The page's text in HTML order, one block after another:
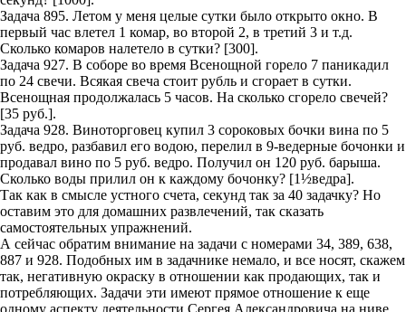
Задача 895. Летом у меня целые сутки было открыто окно. В
первый час влетел 1 комар, во второй 2, в третий 3 и т.д.
Сколько комаров налетело в сутки? [300].
Задача 927. В соборе во время Всенощной горело 7 паникадил
по 24 свечи. Всякая свеча стоит рубль и сгорает в сутки.
Всенощная продолжалась 5 часов. На сколько сгорело свечей?
[35 руб.].
Задача 928. Виноторговец купил 3 сороковых бочки вина по 5
руб. ведро, разбавил его водою, перелил в 9-ведерные бочонки и
продавал вино по 5 руб. ведро. Получил он 120 руб. барыша.
Сколько воды прилил он к каждому бочонку? [1½ведра].
Так как в смысле устного счета, секунд так за 40 задачку? Но
оставим это для домашних развлечений, так сказать
самостоятельных упражнений.
А сейчас обратим внимание на задачи с номерами 34, 389, 638,
887 и 928. Подобных им в задачнике немало, и все носят, скажем
так, негативную окраску в отношении как продающих, так и
потребляющих. Задачи эти имеют прямое отношение к еще
одному аспекту деятельности Сергея Александровича на ниве